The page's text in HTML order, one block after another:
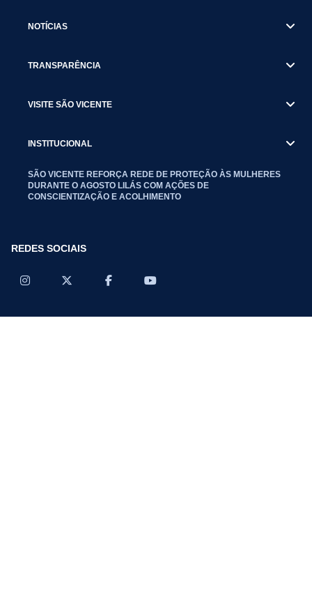
NOTÍCIAS
TRANSPARÊNCIA
VISITE SÃO VICENTE
INSTITUCIONAL
SÃO VICENTE REFORÇA REDE DE PROTEÇÃO ÀS MULHERES
DURANTE O AGOSTO LILÁS COM AÇÕES DE
CONSCIENTIZAÇÃO E ACOLHIMENTO
REDES SOCIAIS